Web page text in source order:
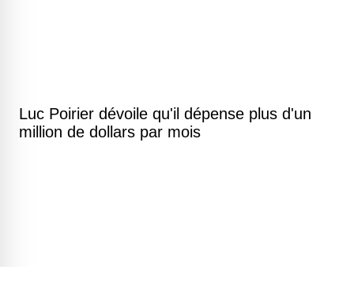
Luc Poirier dévoile qu'il dépense plus d'un
million de dollars par mois